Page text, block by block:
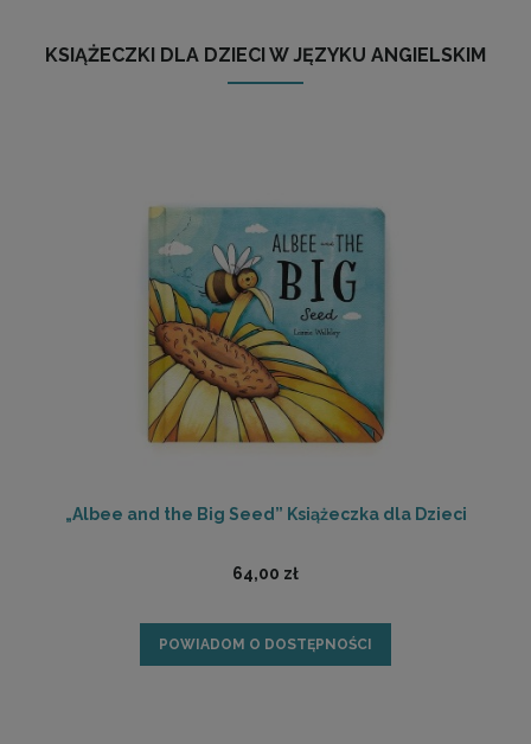
KSIĄŻECZKI DLA DZIECI W JĘZYKU ANGIELSKIM
„Albee and the Big Seed” Książeczka dla Dzieci
64,00 zł
POWIADOM O DOSTĘPNOŚCI